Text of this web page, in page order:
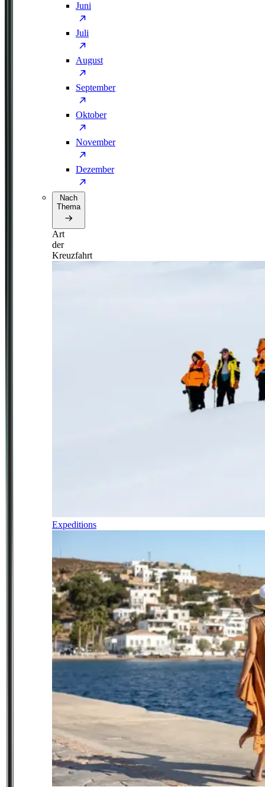
Juni
Juli
August
September
Oktober
November
Dezember
Nach
Thema
Art
der
Kreuzfahrt
Expeditions